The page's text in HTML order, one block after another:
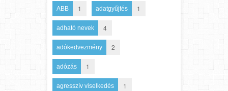
ABB 1 adatgyűjtés 1
adható nevek 4
adókedvezmény 2
adózás 1
agresszív viselkedés 1